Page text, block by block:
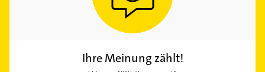
Ihre Meinung zählt!